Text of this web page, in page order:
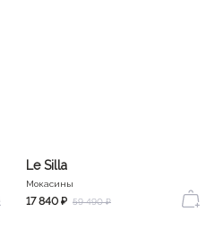
Le Silla
Мокасины
17 840 ₽ 59 490 ₽